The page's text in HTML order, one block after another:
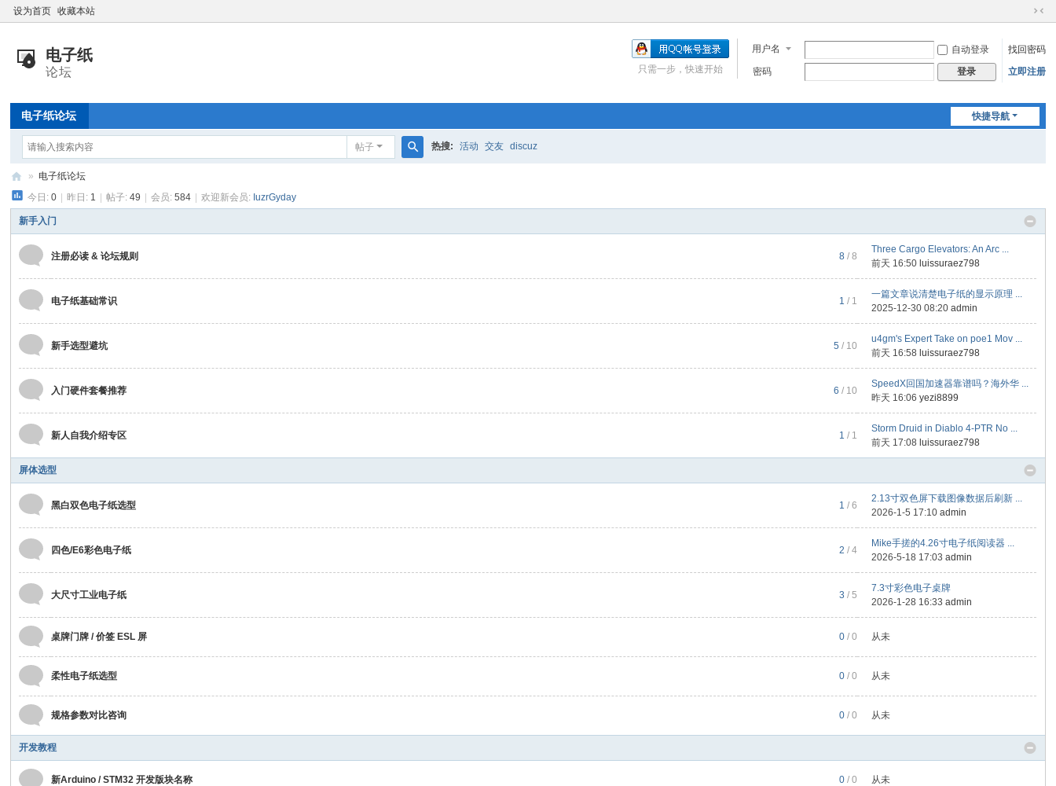
设为首页 收藏本站
切
到
窄
用户名 自动登录
找回密码
密码
登录 立即注册
只需一步，快速开始
快捷导航
电子纸论坛
帖子 热搜: 活动 交友 discuz
电
子
纸
术
流
坛
子
论
坛
墨
屏
发
、
电
子
屏
维
修
» 电子纸论坛
今日:0 昨日: 1 帖子:49 会员:584 欢迎新会员: IuzrGyday
新手入门
注册必读 & 论坛规则 8 / 8
Three Cargo Elevators: An Arc ...
前天 16:50 luissuraez798
电子纸基础常识 1 / 1
一篇文章说清楚电子纸的显示原理 ...
2025-12-30 08:20admin
新手选型避坑 5 / 10
u4gm's Expert Take on poe1 Mov ...
前天 16:58 luissuraez798
入门硬件套餐推荐 6 / 10
SpeedX回国加速器靠谱吗？海外华 ...
昨天 16:06 yezi8899
新人自我介绍专区 1 / 1
Storm Druid in Diablo 4-PTR No ...
前天 17:08 luissuraez798
屏体选型
黑白双色电子纸选型 1 / 6
2.13寸双色屏下载图像数据后刷新 ...
2026-1-5 17:10admin
四色/E6彩色电子纸 2 / 4
Mike手搓的4.26寸电子纸阅读器 ...
2026-5-18 17:03admin
大尺寸工业电子纸 3 / 5
7.3寸彩色电子桌牌
2026-1-28 16:33admin
桌牌门牌 / 价签 ESL 屏 0 / 0 从未
柔性电子纸选型 0 / 0 从未
规格参数对比咨询 0 / 0 从未
开发教程
新Arduino / STM32 开发版块名称 0 / 0 从未